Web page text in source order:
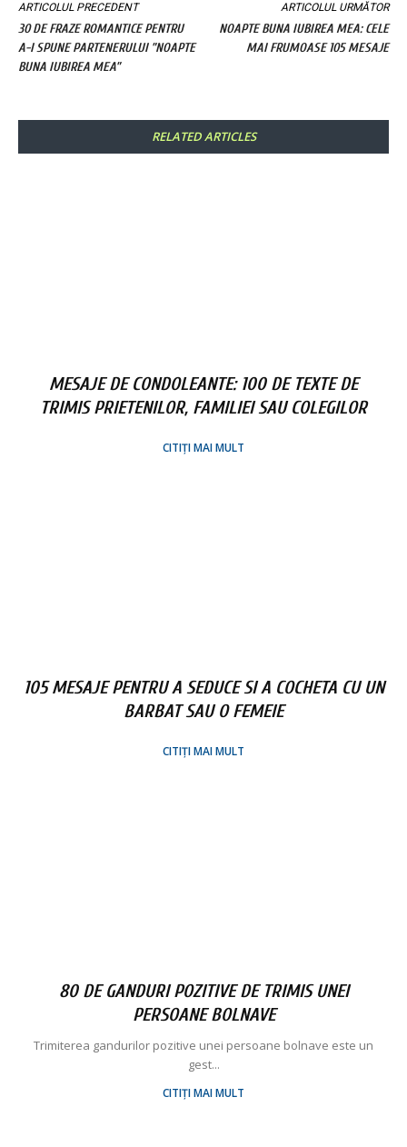
ARTICOLUL PRECEDENT
30 DE FRAZE ROMANTICE PENTRU
A-I SPUNE PARTENERULUI ”NOAPTE
BUNA IUBIREA MEA”
ARTICOLUL URMĂTOR
NOAPTE BUNA IUBIREA MEA: CELE
MAI FRUMOASE 105 MESAJE
RELATED ARTICLES
MESAJE DE CONDOLEANTE: 100 DE TEXTE DE
TRIMIS PRIETENILOR, FAMILIEI SAU COLEGILOR
CITIȚI MAI MULT
105 MESAJE PENTRU A SEDUCE SI A COCHETA CU UN
BARBAT SAU O FEMEIE
CITIȚI MAI MULT
80 DE GANDURI POZITIVE DE TRIMIS UNEI
PERSOANE BOLNAVE
Trimiterea gandurilor pozitive unei persoane bolnave este un
gest...
CITIȚI MAI MULT